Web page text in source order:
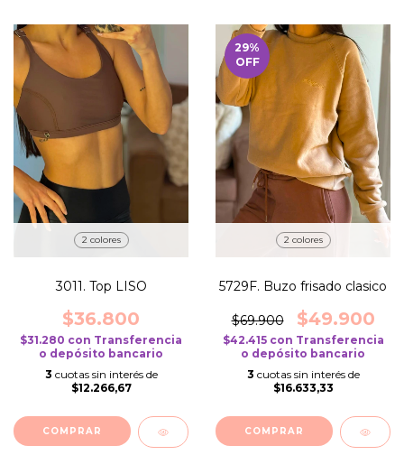
2 colores
3011. Top LISO
$36.800
$31.280 con Transferencia
o depósito bancario
3 cuotas sin interés de
$12.266,67
COMPRAR
29%
OFF
2 colores
5729F. Buzo frisado clasico
$69.900 $49.900
$42.415 con Transferencia
o depósito bancario
3 cuotas sin interés de
$16.633,33
COMPRAR